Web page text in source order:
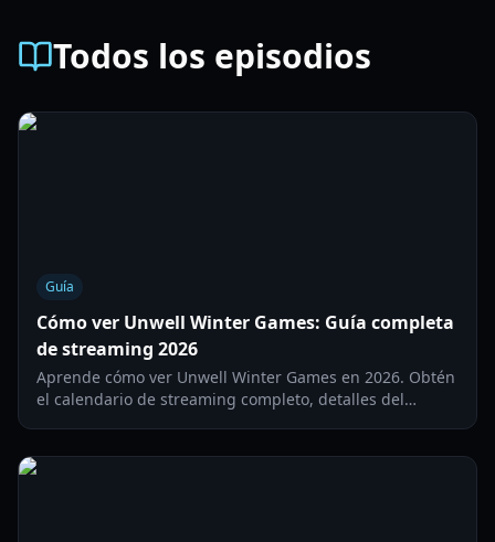
Todos los episodios
Guía
Cómo ver Unwell Winter Games: Guía completa
de streaming 2026
Aprende cómo ver Unwell Winter Games en 2026. Obtén
el calendario de streaming completo, detalles del